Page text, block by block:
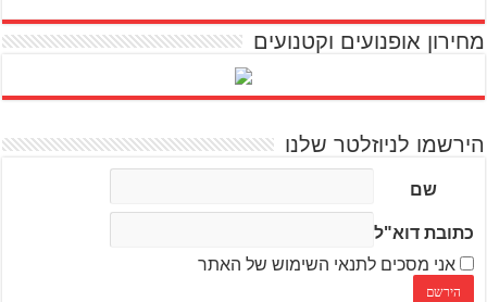
מחירון אופנועים וקטנועים
הירשמו לניוזלטר שלנו
שם
כתובת דוא"ל
אני מסכים לתנאי השימוש של האתר